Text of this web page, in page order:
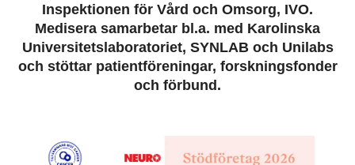
Inspektionen för Vård och Omsorg, IVO.
Medisera samarbetar bl.a. med Karolinska
Universitetslaboratoriet, SYNLAB och Unilabs
och stöttar patientföreningar, forskningsfonder
och förbund.